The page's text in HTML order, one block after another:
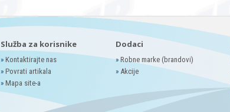
Služba za korisnike
» Kontaktirajte nas
» Povrati artikala
» Mapa site-a
Dodaci
»Robne marke (brandovi)
» Akcije